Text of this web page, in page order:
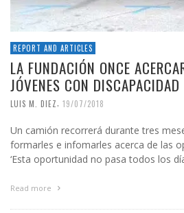
REPORT AND ARTICLES
LA FUNDACIÓN ONCE
JÓVENES CON
LUIS M. DIEZ 19/07/2018
Un camión recorrerá durante tres
formarles e infomarles acerca de las
‘Esta oportunidad no pasa todos los
Read more